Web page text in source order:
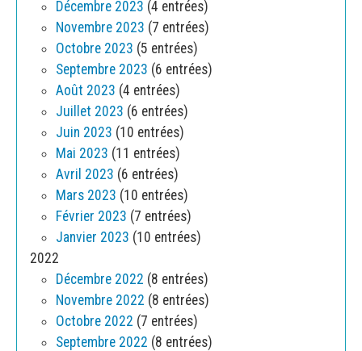
Décembre 2023 (4 entrées)
Novembre 2023 (7 entrées)
Octobre 2023 (5 entrées)
Septembre 2023 (6 entrées)
Août 2023 (4 entrées)
Juillet 2023 (6 entrées)
Juin 2023 (10 entrées)
Mai 2023 (11 entrées)
Avril 2023 (6 entrées)
Mars 2023 (10 entrées)
Février 2023 (7 entrées)
Janvier 2023 (10 entrées)
2022
Décembre 2022 (8 entrées)
Novembre 2022 (8 entrées)
Octobre 2022 (7 entrées)
Septembre 2022 (8 entrées)